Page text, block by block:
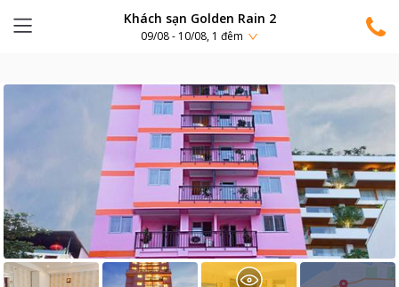
Khách sạn Golden Rain 2
09/08 - 10/08, 1 đêm